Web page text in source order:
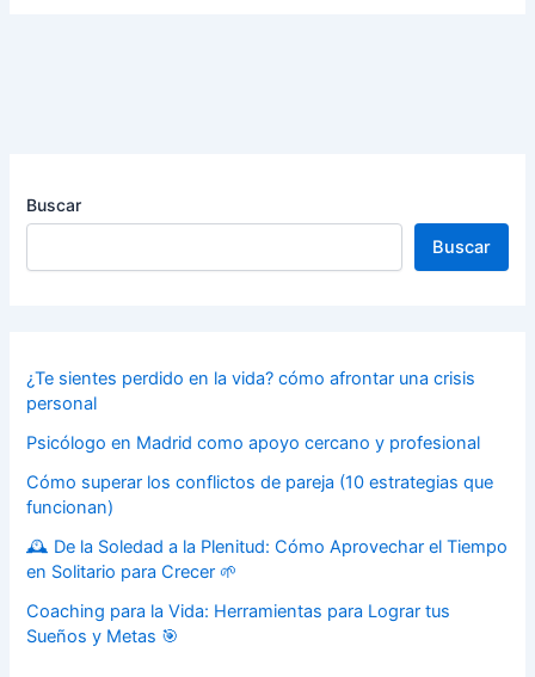
Buscar
Buscar
¿Te sientes perdido en la vida? cómo afrontar una crisis
personal
Psicólogo en Madrid como apoyo cercano y profesional
Cómo superar los conflictos de pareja (10 estrategias que
funcionan)
🕰️ De la Soledad a la Plenitud: Cómo Aprovechar el Tiempo
en Solitario para Crecer 🌱
Coaching para la Vida: Herramientas para Lograr tus
Sueños y Metas 🎯